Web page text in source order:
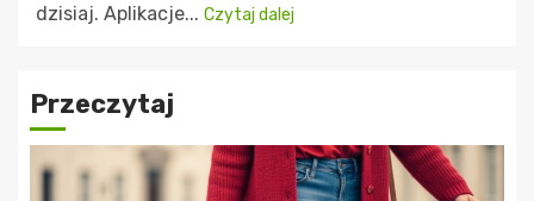
dzisiaj. Aplikacje... Czytaj dalej
Przeczytaj